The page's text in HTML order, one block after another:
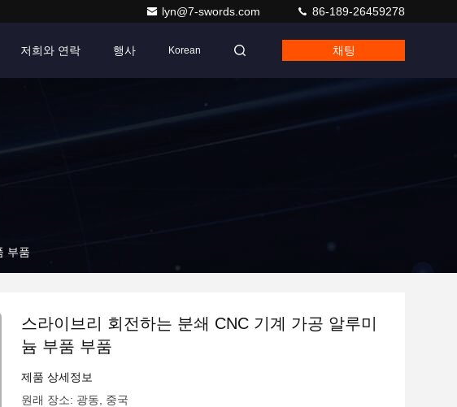
lyn@7-swords.com 86-189-26459278
저희와 연락 행사 Korean 채팅
부품
스라이브리 회전하는 분쇄 CNC 기계 가공 알루미
늄 부품 부품
제품 상세정보
원래 장소: 광동, 중국